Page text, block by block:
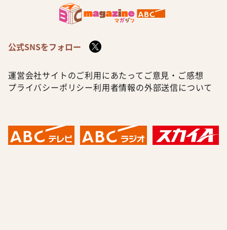
公式SNSをフォロー
運営会社サイトのご利用にあたって ご意見・ご感想
プライバシーポリシー利用者情報の外部送信について